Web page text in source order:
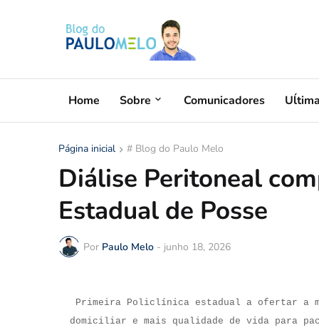
Home Sobre Comunicadores
Página inicial # Blog do Paulo Melo
Diálise Peritoneal
Estadual de Posse
Por Paulo Melo - junho 18, 2026
Primeira Policlínica estadual a ofertar a
domiciliar e mais qualidade de vida para